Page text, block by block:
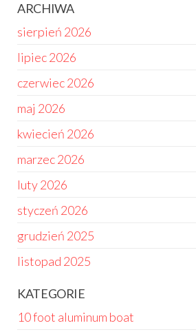
ARCHIWA
sierpień 2026
lipiec 2026
czerwiec 2026
maj 2026
kwiecień 2026
marzec 2026
luty 2026
styczeń 2026
grudzień 2025
listopad 2025
KATEGORIE
10 foot aluminum boat